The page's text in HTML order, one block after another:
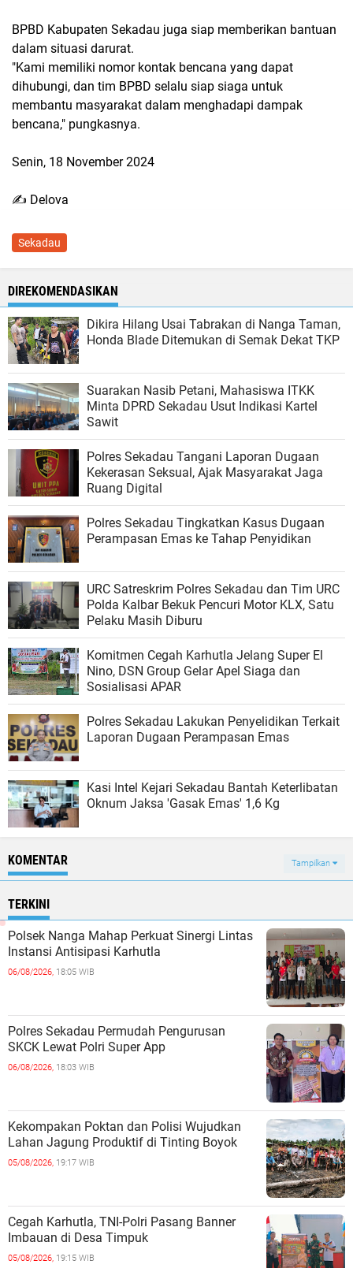
BPBD Kabupaten Sekadau juga siap memberikan bantuan
dalam situasi darurat.
"Kami memiliki nomor kontak bencana yang dapat
dihubungi, dan tim BPBD selalu siap siaga untuk
membantu masyarakat dalam menghadapi dampak
bencana," pungkasnya.
Senin, 18 November 2024
✍️ Delova
Sekadau
DIREKOMENDASIKAN
Dikira Hilang Usai Tabrakan di Nanga Taman,
Honda Blade Ditemukan di Semak Dekat TKP
​Suarakan Nasib Petani, Mahasiswa ITKK
Minta DPRD Sekadau Usut Indikasi Kartel
Sawit
Polres Sekadau Tangani Laporan Dugaan
Kekerasan Seksual, Ajak Masyarakat Jaga
Ruang Digital
Polres Sekadau Tingkatkan Kasus Dugaan
Perampasan Emas ke Tahap Penyidikan
URC Satreskrim Polres Sekadau dan Tim URC
Polda Kalbar Bekuk Pencuri Motor KLX, Satu
Pelaku Masih Diburu
Komitmen Cegah Karhutla Jelang Super El
Nino, DSN Group Gelar Apel Siaga dan
Sosialisasi APAR
Polres Sekadau Lakukan Penyelidikan Terkait
Laporan Dugaan Perampasan Emas
​Kasi Intel Kejari Sekadau Bantah Keterlibatan
Oknum Jaksa 'Gasak Emas' 1,6 Kg
KOMENTAR Tampilkan
TERKINI
Polsek Nanga Mahap Perkuat Sinergi Lintas
Instansi Antisipasi Karhutla
06/08/2026, 18:05 WIB
Polres Sekadau Permudah Pengurusan
SKCK Lewat Polri Super App
06/08/2026, 18:03 WIB
Kekompakan Poktan dan Polisi Wujudkan
Lahan Jagung Produktif di Tinting Boyok
05/08/2026, 19:17 WIB
Cegah Karhutla, TNI-Polri Pasang Banner
Imbauan di Desa Timpuk
05/08/2026, 19:15 WIB